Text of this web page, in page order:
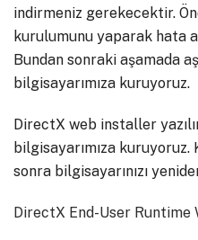
indirmeniz gerekecektir.
kurulumunu yaparak hata
Bundan sonraki aşamada
bilgisayarımıza kuruyoruz.
DirectX web installer
bilgisayarımıza
sonra bilgisayarınızı
DirectX End-User Runtime